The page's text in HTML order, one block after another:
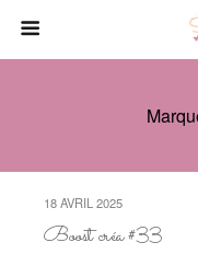
18 AVRIL 2025
Boost créa #33